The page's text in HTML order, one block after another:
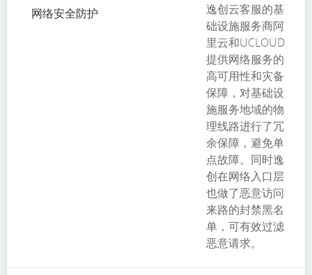
网络安全防护
逸创云客服的基
础设施服务商阿
里云和UCLOUD
提供网络服务的
高可用性和灾备
保障，对基础设
施服务地域的物
理线路进行了冗
余保障，避免单
点故障。同时逸
创在网络入口层
也做了恶意访问
来路的封禁黑名
单，可有效过滤
恶意请求。